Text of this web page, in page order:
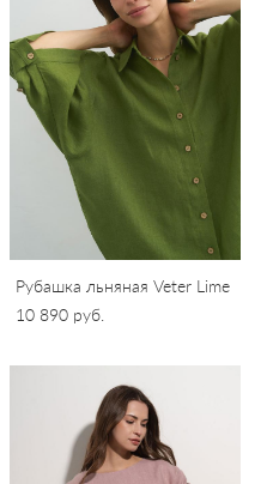
Рубашка льняная Veter Lime
10 890 pуб.